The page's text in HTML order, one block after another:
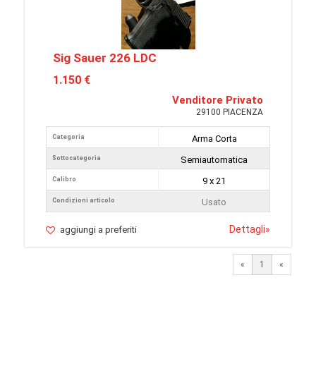
Sig Sauer 226 LDC
1.150 €
Venditore Privato
29100 PIACENZA
Categoria
Sottocategoria
Calibro
Condizioni articolo
Arma Corta
Semiautomatica
9 x 21
Usato
aggiungi a preferiti Dettagli»
« 1 «